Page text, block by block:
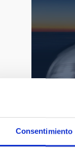
Consentimiento